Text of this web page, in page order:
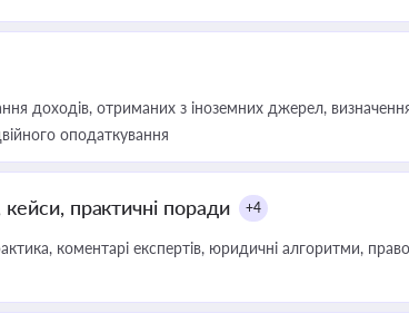
доходів, отриманих з іноземних джерел,
оподаткування
практичні поради +4
коментарі експертів, юридичні алгоритми,